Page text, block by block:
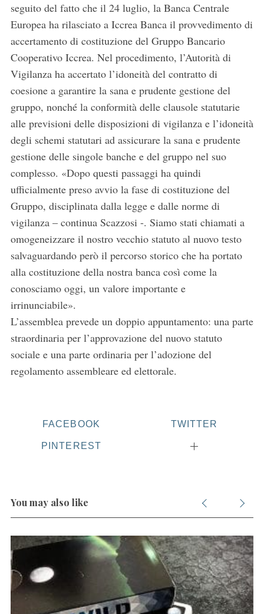
seguito del fatto che il 24 luglio, la Banca Centrale
Europea ha rilasciato a Iccrea Banca il provvedimento di
accertamento di costituzione del Gruppo Bancario
Cooperativo Iccrea. Nel procedimento, l’Autorità di
Vigilanza ha accertato l’idoneità del contratto di
coesione a garantire la sana e prudente gestione del
gruppo, nonché la conformità delle clausole statutarie
alle previsioni delle disposizioni di vigilanza e l’idoneità
degli schemi statutari ad assicurare la sana e prudente
gestione delle singole banche e del gruppo nel suo
complesso. «Dopo questi passaggi ha quindi
ufficialmente preso avvio la fase di costituzione del
Gruppo, disciplinata dalla legge e dalle norme di
vigilanza – continua Scazzosi -. Siamo stati chiamati a
omogeneizzare il nostro vecchio statuto al nuovo testo
salvaguardando però il percorso storico che ha portato
alla costituzione della nostra banca così come la
conosciamo oggi, un valore importante e
irrinunciabile».
L’assemblea prevede un doppio appuntamento: una parte
straordinaria per l’approvazione del nuovo statuto
sociale e una parte ordinaria per l’adozione del
regolamento assembleare ed elettorale.
FACEBOOK TWITTER
PINTEREST
You may also like
e
o
r